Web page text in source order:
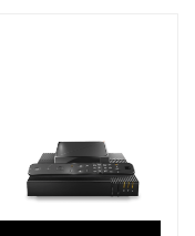
Lite Fibre